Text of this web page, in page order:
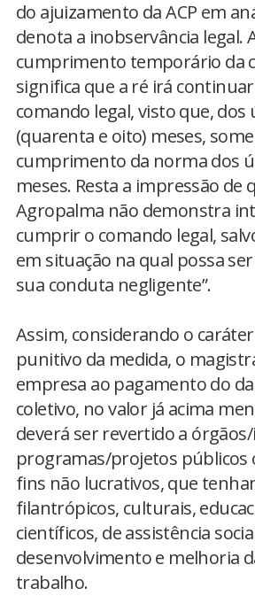
do ajuizamento da ACP em
denota a inobservância legal.
cumprimento temporário da
significa que a ré irá
comando legal, visto que, dos
(quarenta e oito) meses,
cumprimento da norma dos
meses. Resta a impressão de
Agropalma não demonstra
cumprir o comando legal,
em situação na qual possa
sua conduta negligente”.
Assim, considerando o
punitivo da medida, o
empresa ao pagamento do
coletivo, no valor já acim​a​
deverá ser revertido a
programas/projetos públicos
fins não lucrativos, que
filantrópicos, culturais,
científicos, de assistência
desenvolvimento e melhoria
trabalho.